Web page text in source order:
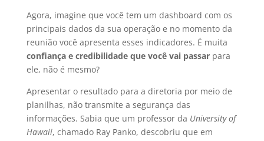
Agora, imagine que você tem um dashboard com os
principais dados da sua operação e no momento da
reunião você apresenta esses indicadores. É muita
confiança e credibilidade que você vai passarpara
ele, não é mesmo?
Apresentar o resultado para a diretoria por meio de
planilhas, não transmite a segurança das
informações. Sabia que um professor da University of
Hawaii, chamado Ray Panko, descobriu que em